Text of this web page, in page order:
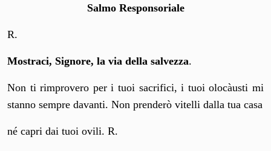
Salmo Responsoriale
R.
Mostraci, Signore, la via della salvezza.
Non ti rimprovero per i tuoi sacrifici, i tuoi olocàusti mi
stanno sempre davanti. Non prenderò vitelli dalla tua casa
né capri dai tuoi ovili. R.